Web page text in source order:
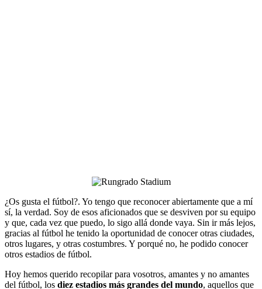
¿Os gusta el fútbol?. Yo tengo que reconocer abiertamente que a mí
sí, la verdad. Soy de esos aficionados que se desviven por su equipo
y que, cada vez que puedo, lo sigo allá donde vaya. Sin ir más lejos,
gracias al fútbol he tenido la oportunidad de conocer otras ciudades,
otros lugares, y otras costumbres. Y porqué no, he podido conocer
otros estadios de fútbol.
Hoy hemos querido recopilar para vosotros, amantes y no amantes
del fútbol, los diez estadios más grandes del mundo, aquellos que